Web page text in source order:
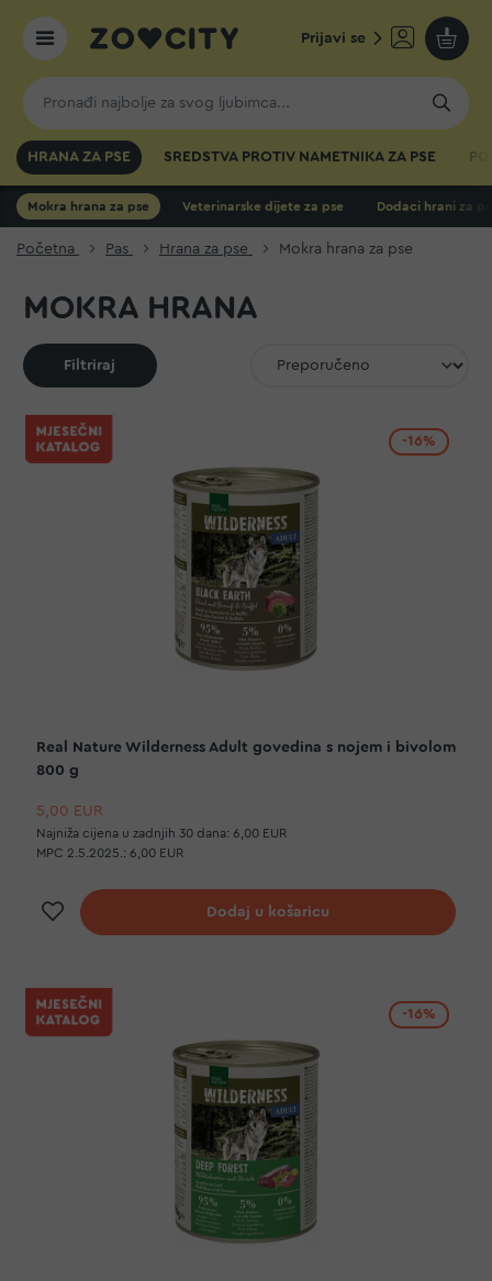
Prijavi se
Moja
HRANA ZA PSE SREDSTVA PROTIV NAMETNIKA ZA PSE
Mokra hrana za pse Veterinarske dijete za pse Dodaci hrani za
Početna Pas Hrana za pse Mokra hrana za pse
MOKRA HRANA
Filtriraj
-16%
Real Nature Wilderness Adult govedina s nojem i bivolom
800 g
5,00 EUR
Najniža cijena u zadnjih 30 dana: 6,00 EUR
MPC 2.5.2025.: 6,00 EUR
Dodaj na listu želja
Dodaj u košaricu
-16%